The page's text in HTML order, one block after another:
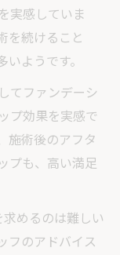
実感していま
を続けること
ようです。
てファンデーシ
プ効果を実感で
施術後のアフタ
プも、高い満足
めるのは難しい
フのアドバイス